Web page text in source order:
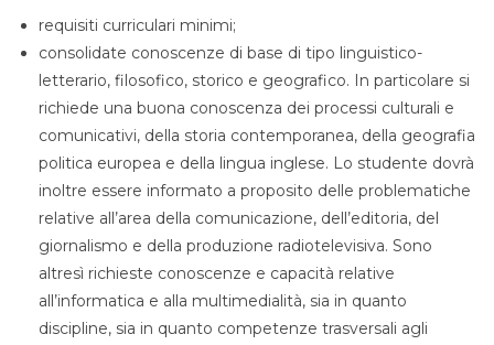
requisiti curriculari minimi;
consolidate conoscenze di base di tipo linguistico-
letterario, filosofico, storico e geografico. In particolare si
richiede una buona conoscenza dei processi culturali e
comunicativi, della storia contemporanea, della geografia
politica europea e della lingua inglese. Lo studente dovrà
inoltre essere informato a proposito delle problematiche
relative all’area della comunicazione, dell’editoria, del
giornalismo e della produzione radiotelevisiva. Sono
altresì richieste conoscenze e capacità relative
all’informatica e alla multimedialità, sia in quanto
discipline, sia in quanto competenze trasversali agli